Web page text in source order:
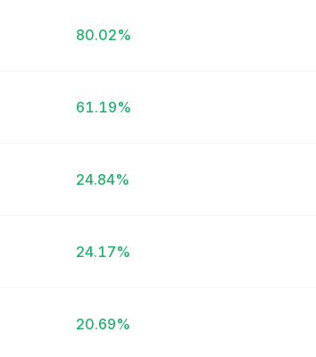
80.02%
61.19%
24.84%
24.17%
20.69%